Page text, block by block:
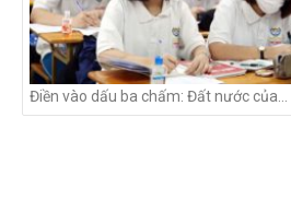
Điền vào dấu ba chấm: Đất nước của…